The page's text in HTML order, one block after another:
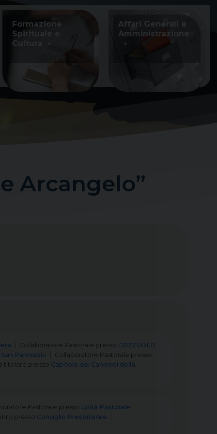
Formazione
Spirituale e
Cultura
Affari Generali e
Amministrazione
Arcangelo”
Collaboratore Pastorale presso COZZUOLO
San Pancrazio
Collaboratore Pastorale presso
titolare presso Capitolo dei Canonici della
Pastorale presso Unità Pastorale
presso Consiglio Presbiterale